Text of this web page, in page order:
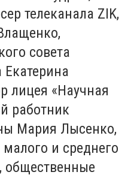
телеканала ZIK,
совета
Екатерина
лицея «Научная
работник
Мария Лысенко,
и среднего
общественные